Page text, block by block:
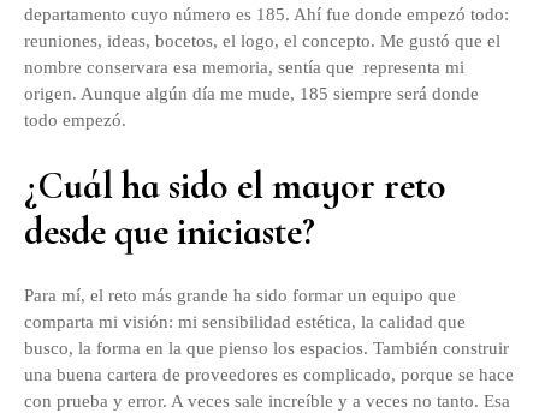
departamento cuyo número es 185. Ahí fue donde empezó todo:
reuniones, ideas, bocetos, el logo, el concepto. Me gustó que el
nombre conservara esa memoria, sentía que representa mi
origen. Aunque algún día me mude, 185 siempre será donde
todo empezó.
¿Cuál ha sido el mayor reto
desde que iniciaste?
Para mí, el reto más grande ha sido formar un equipo que
comparta mi visión: mi sensibilidad estética, la calidad que
busco, la forma en la que pienso los espacios. También construir
una buena cartera de proveedores es complicado, porque se hace
con prueba y error. A veces sale increíble y a veces no tanto. Esa